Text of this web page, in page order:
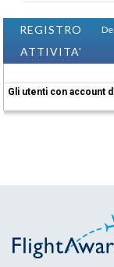
REGISTRO
ATTIVITA'
Gli utenti con account